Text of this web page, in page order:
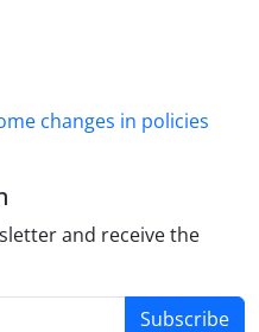
changes in policies
and receive the
Subscribe